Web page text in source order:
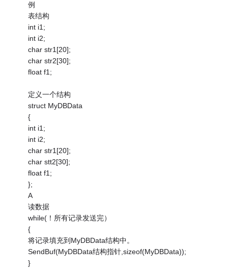
例
表结构
int i1;
int i2;
char str1[20];
char str2[30];
float f1;
定义一个结构
struct MyDBData
{
int i1;
int i2;
char str1[20];
char stt2[30];
float f1;
};
A
读数据
while(！所有记录发送完）
{
将记录填充到MyDBData结构中。
SendBuf(MyDBData结构指针,sizeof(MyDBData));
}